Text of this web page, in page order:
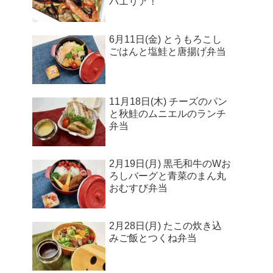
6月11日(金) とうもろこし
ごはんと塩鮭と唐揚げ弁当
11月18日(木) チーズのパン
と秋鮭のムニエルのランチ
弁当
2月19日(月) 黒毛和牛のWお
ろしバーグと青菜のまん丸
おむすび弁当
2月28日(月) たこの炊き込
みご飯とつくね弁当